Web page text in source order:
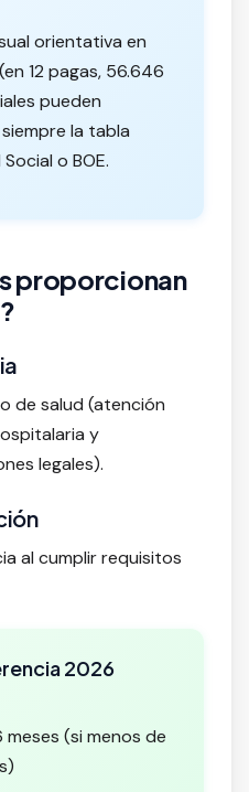
orientativa en
12 pagas, 56.646
pueden
la tabla
o BOE.
proporcionan
de salud (atención
y
legales).
al cumplir requisitos
2026
(si menos de